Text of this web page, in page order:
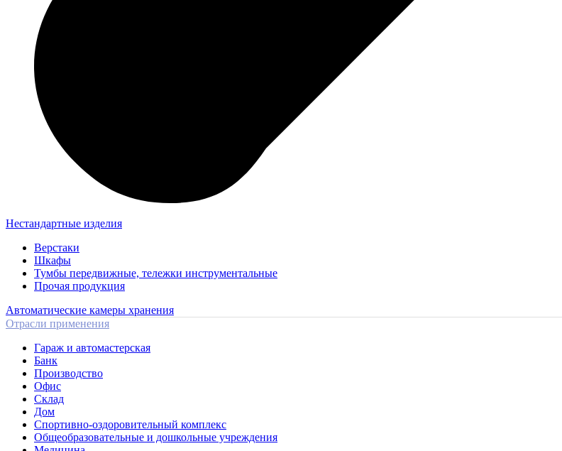
Нестандартные изделия
Верстаки
Шкафы
Тумбы передвижные, тележки инструментальные
Прочая продукция
Автоматические камеры хранения
Отрасли применения
Гараж и автомастерская
Банк
Производство
Офис
Склад
Дом
Спортивно-оздоровительный комплекс
Общеобразовательные и дошкольные учреждения